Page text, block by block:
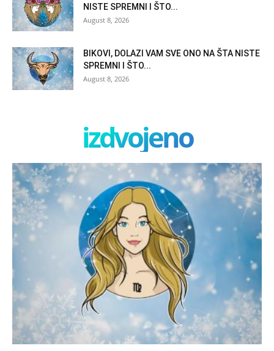
NISTE SPREMNI I ŠTO...
August 8, 2026
BIKOVI, DOLAZI VAM SVE ONO NA ŠTA NISTE
SPREMNI I ŠTO...
August 8, 2026
izdvojeno